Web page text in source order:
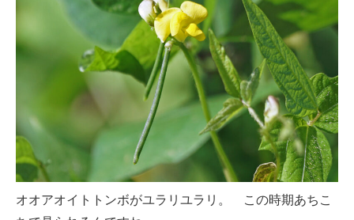
オオアオイトトンボがユラリユラリ。 この時期あちこ